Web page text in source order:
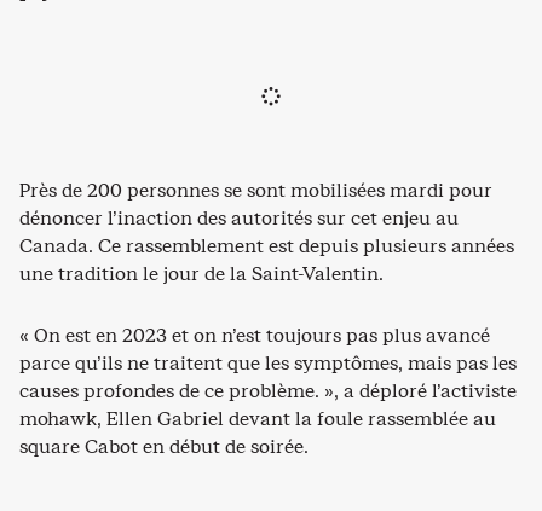
Près de 200 personnes se sont mobilisées mardi pour
dénoncer l’inaction des autorités sur cet enjeu au
Canada. Ce rassemblement est depuis plusieurs années
une tradition le jour de la Saint-Valentin.
« On est en 2023 et on n’est toujours pas plus avancé
parce qu’ils ne traitent que les symptômes, mais pas les
causes profondes de ce problème. », a déploré l’activiste
mohawk, Ellen Gabriel devant la foule rassemblée au
square Cabot en début de soirée.